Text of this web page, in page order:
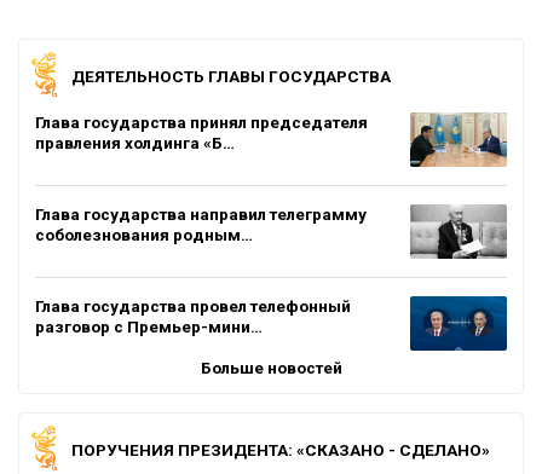
ДЕЯТЕЛЬНОСТЬ ГЛАВЫ ГОСУДАРСТВА
Глава государства принял председателя
правления холдинга «Б…
Глава государства направил телеграмму
соболезнования родным…
Глава государства провел телефонный
разговор с Премьер-мини…
Больше новостей
ПОРУЧЕНИЯ ПРЕЗИДЕНТА: «СКАЗАНО - СДЕЛАНО»